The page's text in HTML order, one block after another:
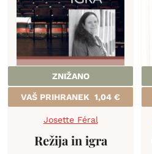
ZNIŽANO
VAŠ PRIHRANEK 1,04 €
Josette Féral
Režija in igra